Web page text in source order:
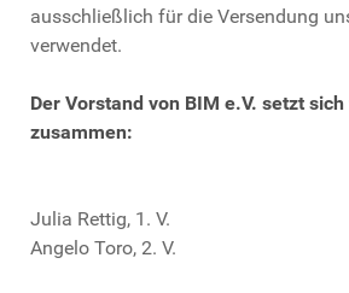
ausschließlich für die Versendung
verwendet.
Der Vorstand von BIM e.V. setzt
zusammen:
Julia Rettig, 1. V.
Angelo Toro, 2. V.